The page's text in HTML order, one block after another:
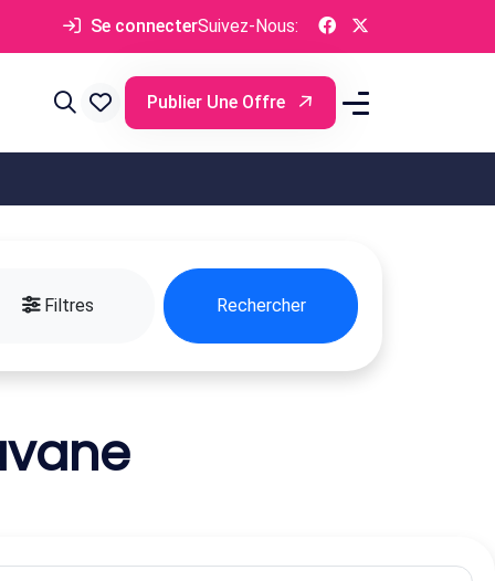
Se connecterSuivez-Nous:
Publier Une Offre
Filtres Rechercher